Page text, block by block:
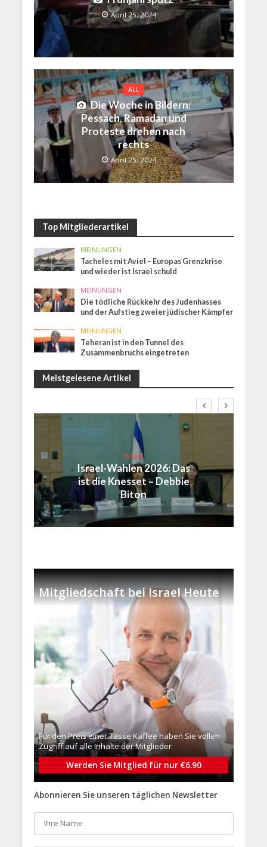
April 25, 2024
ALL
Die Woche in Bildern:
Pessach, Ramadan und
Proteste drehen nach
rechts
April 25, 2024
Top Mitgliederartikel
MEINUNGEN
Tacheles mit Aviel – Europas Grenzkrise
und wieder ist Israel schuld
MEINUNGEN
Die tödliche Rückkehr des Judenhasses
und der Aufstieg zweier jüdischer Kämpfer
MEINUNGEN
Teheran ist in den Tunnel des
Zusammenbruchs eingetreten
Meistgelesene Artikel
Israel
Israel-Wahlen 2026: Das
ist die Knesset – Debbie
Biton
Mitgliedschaft bei Israel Heute
Für den Preis einer Tasse Kaffee haben Sie vollen
Zugriff auf alle Inhalte der Mitglieder
Werden Sie Mitglied für nur €6.90
Abonnieren Sie unseren täglichen Newsletter